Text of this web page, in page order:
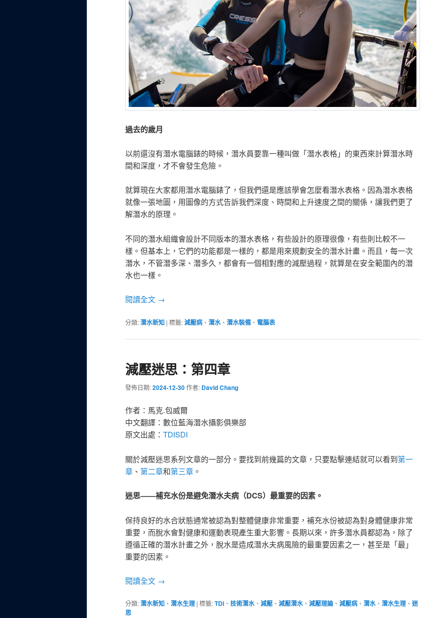
過去的歲月
以前還沒有潛水電腦錶的時候，潛水員要靠一種叫做「潛水表格」的東西來計算潛水時
間和深度，才不會發生危險。
就算現在大家都用潛水電腦錶了，但我們還是應該學會怎麼看潛水表格。因為潛水表格
就像一張地圖，用圖像的方式告訴我們深度、時間和上升速度之間的關係，讓我們更了
解潛水的原理。
不同的潛水組織會設計不同版本的潛水表格，有些設計的原理很像，有些則比較不一
樣。但基本上，它們的功能都是一樣的，都是用來規劃安全的潛水計畫。而且，每一次
潛水，不管潛多深、潛多久，都會有一個相對應的減壓過程，就算是在安全範圍內的潛
水也一樣。
閱讀全文 →
分類:潛水新知 | 標籤:減壓病 、 潛水、 潛水裝備 、 電腦表
減壓迷思：第四章
發佈日期:2024-12-30作者: David Chang
作者：馬克.包威爾
中文翻譯：數位藍海潛水攝影俱樂部
原文出處： TDISDI
關於減壓迷思系列文章的一部分。要找到前幾篇的文章，只要點擊連結就可以看到第一
章 、 第二章和第三章 。
迷思——補充水份是避免潛水夫病（DCS）最重要的因素。
保持良好的水合狀態通常被認為對整體健康非常重要，補充水份被認為對身體健康非常
重要，而脫水會對健康和運動表現產生重大影響。長期以來，許多潛水員都認為，除了
遵循正確的潛水計畫之外，脫水是造成潛水夫病風險的最重要因素之一，甚至是「最」
重要的因素。
閱讀全文 →
分類:潛水新知 、 潛水生理 | 標籤:TDI 、 技術潛水、 減壓 、 減壓潛水、 減壓理論 、 減壓病 、 潛水、 潛水生理 、 迷
思